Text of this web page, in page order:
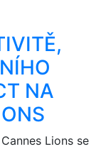
NA
Lions se